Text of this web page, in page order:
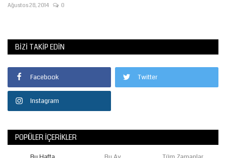
Ağustos 28, 2014 0
BIZI TAKIP EDIN
Facebook Twitter
Instagram
POPÜLER İÇERIKLER